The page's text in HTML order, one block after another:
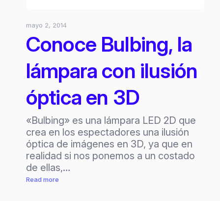
mayo 2, 2014
Conoce Bulbing, la
lámpara con ilusión
óptica en 3D
«Bulbing» es una lámpara LED 2D que
crea en los espectadores una ilusión
óptica de imágenes en 3D, ya que en
realidad si nos ponemos a un costado
de ellas,…
Read more